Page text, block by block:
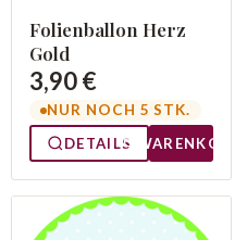
Folienballon Herz
Gold
3,90 €
NUR NOCH 5 STK.
DETAILS
WARENKORB